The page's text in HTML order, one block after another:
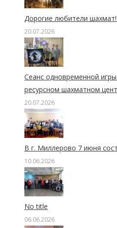
Дорогие любители
20.07.2026
Сеанс одновременной
ресурсном шахматном
20.07.2026
В г. Миллерово 7 июня
10.06.2026
No title
06.06.2026